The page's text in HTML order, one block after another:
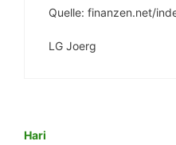
Quelle: finanzen.net/
LG Joerg
Hari